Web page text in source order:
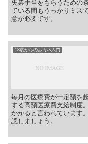
失業手当をもらうための
ている間もうっかりミス
意が必要です。
18歳からのおカネ入門
毎月の医療費が一定額を
する高額医療費支給制度
かかると言われています
認しましょう。